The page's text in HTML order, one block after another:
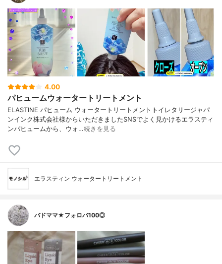
4.00
パヒュームウォータートリートメント
ELASTINE パヒューム ウォータートリートメントトイレタリージャパ
ンインク株式会社様からいただきましたSNSでよく見かけるエラスティ
ンパヒュームから、ウォ…続きを見る
エラスティン ウォータートリートメント
バドママ★フォロバ100◎